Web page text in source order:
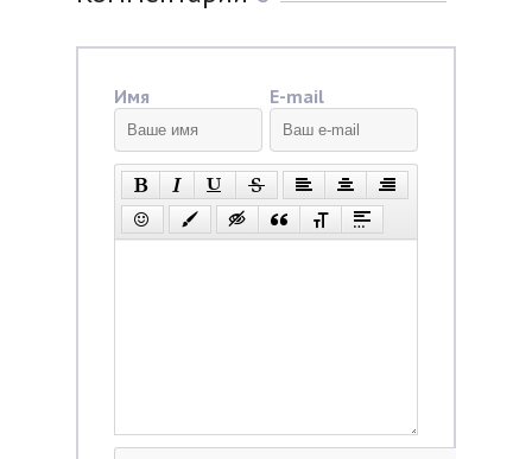
Имя E-mail